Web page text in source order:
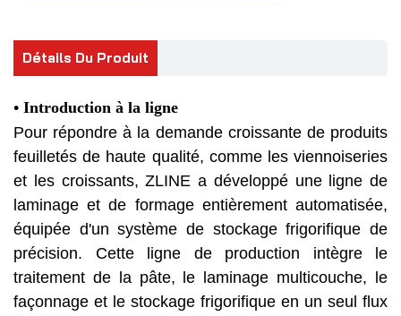
Détails Du Produit
• Introduction à la ligne
Pour répondre à la demande croissante de produits
feuilletés de haute qualité, comme les viennoiseries
et les croissants, ZLINE a développé une ligne de
laminage et de formage entièrement automatisée,
équipée d'un système de stockage frigorifique de
précision. Cette ligne de production intègre le
traitement de la pâte, le laminage multicouche, le
façonnage et le stockage frigorifique en un seul flux